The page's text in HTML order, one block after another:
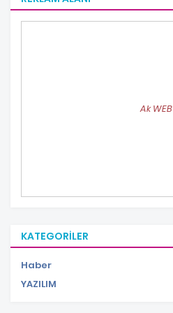
Ak WEB
KATEGORILER
Haber
YAZILIM